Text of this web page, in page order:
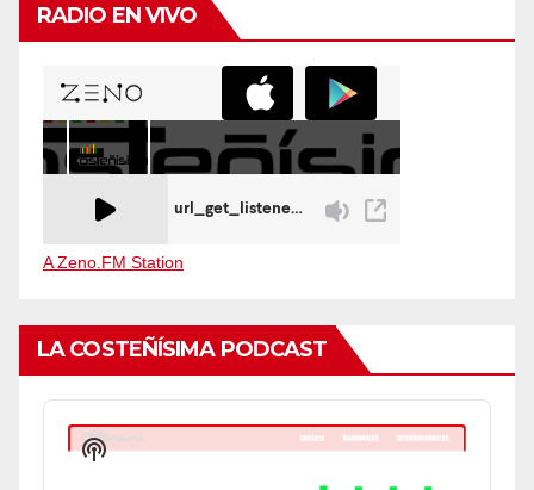
RADIO EN VIVO
A Zeno.FM Station
LA COSTEÑÍSIMA PODCAST
Audio
Player
Show